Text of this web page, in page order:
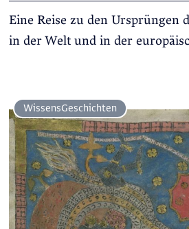
Eine Reise zu den Ursprüngen
in der Welt und in der
Wissens­Geschichten